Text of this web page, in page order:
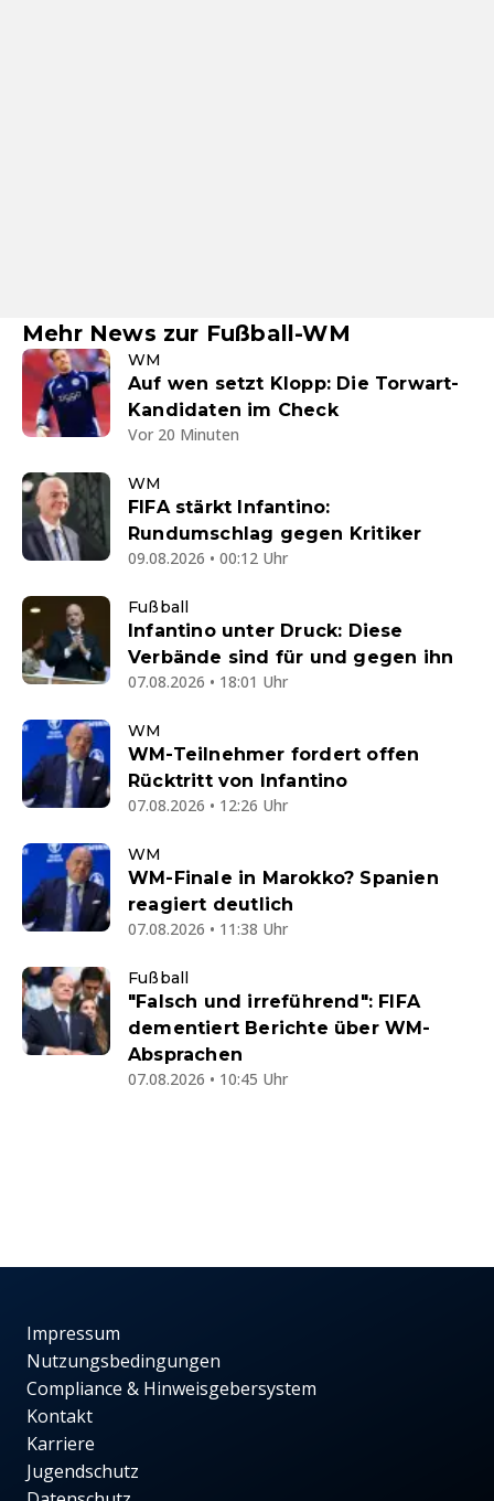
Mehr News zur Fußball-WM
WM
Auf wen setzt Klopp: Die Torwart-
Kandidaten im Check
Vor 20 Minuten
WM
FIFA stärkt Infantino:
Rundumschlag gegen Kritiker
09.08.2026 • 00:12 Uhr
Fußball
Infantino unter Druck: Diese
Verbände sind für und gegen ihn
07.08.2026 • 18:01 Uhr
WM
WM-Teilnehmer fordert offen
Rücktritt von Infantino
07.08.2026 • 12:26 Uhr
WM
WM-Finale in Marokko? Spanien
reagiert deutlich
07.08.2026 • 11:38 Uhr
Fußball
"Falsch und irreführend": FIFA
dementiert Berichte über WM-
Absprachen
07.08.2026 • 10:45 Uhr
Impressum
Nutzungsbedingungen
Compliance & Hinweisgebersystem
Kontakt
Karriere
Jugendschutz